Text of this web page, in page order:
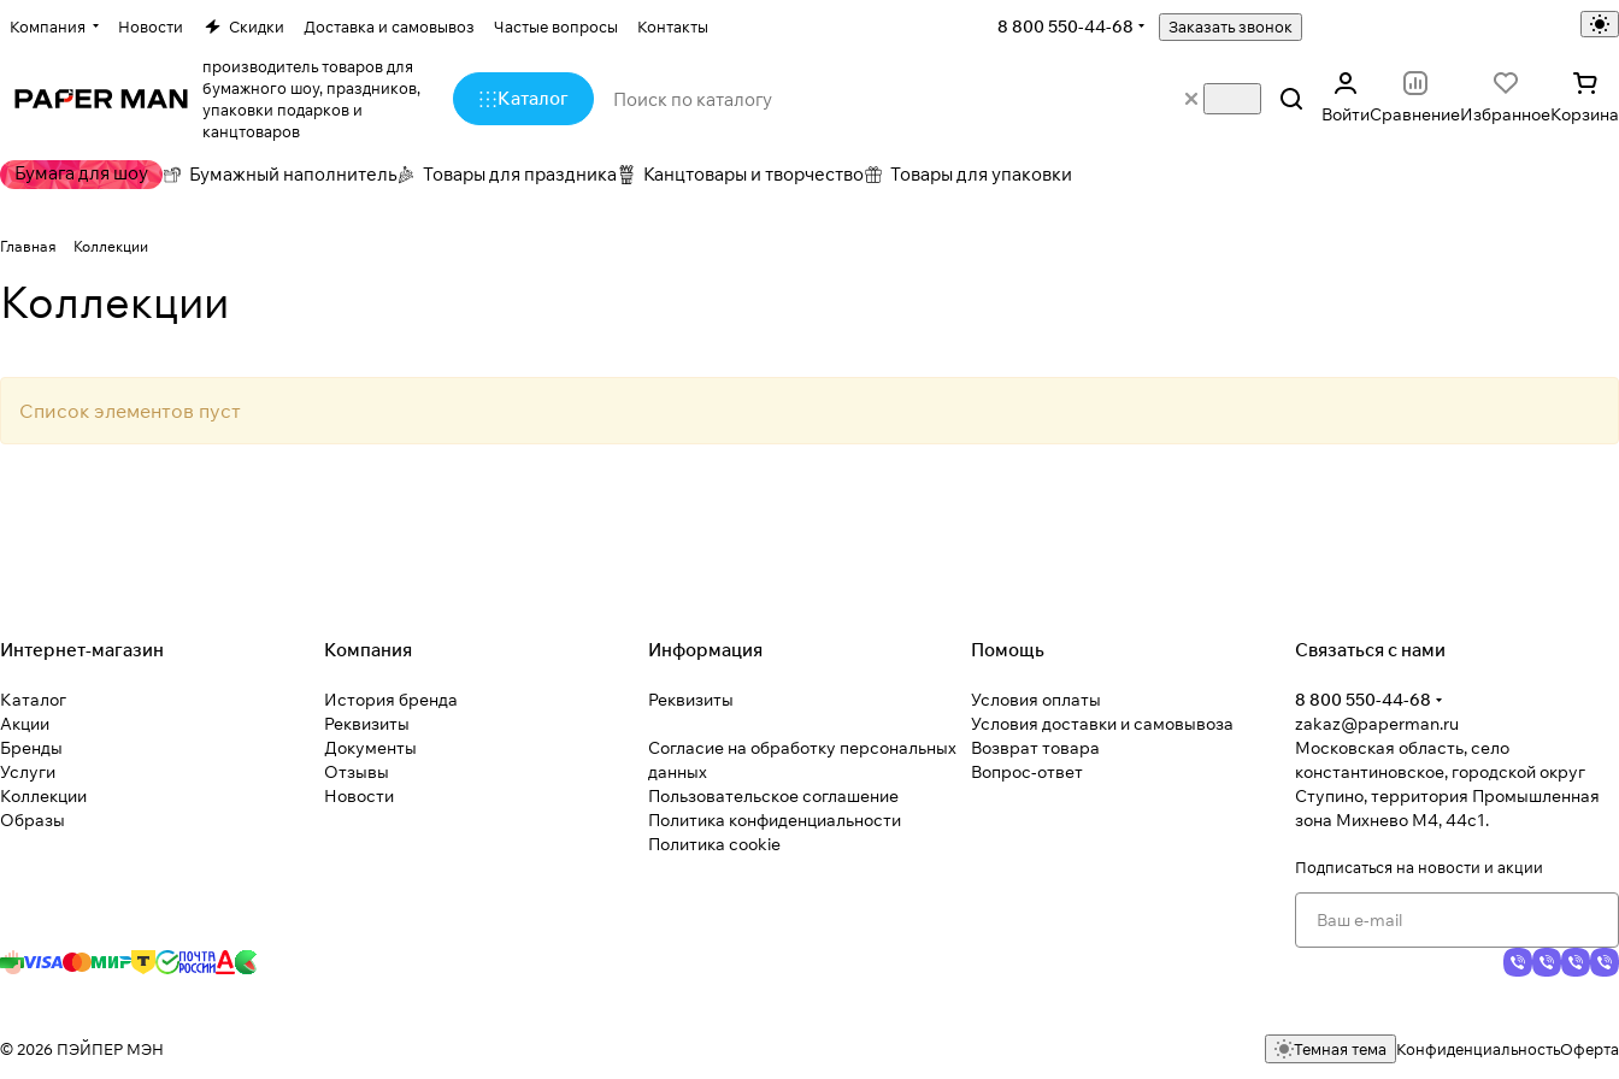
Компания Новости Скидки Доставка и самовывоз Частые вопросы Контакты 8 800 550-44-68 Заказать звонок
производитель товаров для
бумажного шоу, праздников,
упаковки подарков и
канцтоваров
Каталог
ВойтиСравнениеИзбранноеКорзина
Бумага для шоу Бумажный наполнитель Товары для праздника Канцтовары и творчество Товары для упаковки
Главная Коллекции
Коллекции
Список элементов пуст
Интернет-магазин
Каталог
Акции
Бренды
Услуги
Коллекции
Образы
Компания
История бренда
Реквизиты
Документы
Отзывы
Новости
Информация
Реквизиты
Согласие на обработку персональных
данных
Пользовательское соглашение
Политика конфиденциальности
Политика cookie
Помощь
Условия оплаты
Условия доставки и самовывоза
Возврат товара
Вопрос-ответ
Связаться с нами
8 800 550-44-68
zakaz@paperman.ru
Московская область, село
константиновское, городской округ
Ступино, территория Промышленная
зона Михнево М4, 44с1.
Подписаться на новости и акции
© 2026 ПЭЙПЕР МЭН Темная тема КонфиденциальностьОферта